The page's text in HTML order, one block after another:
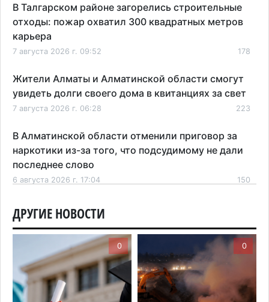
В Талгарском районе загорелись строительные
отходы: пожар охватил 300 квадратных метров
карьера
7 августа 2026 г. 09:52 178
Жители Алматы и Алматинской области смогут
увидеть долги своего дома в квитанциях за свет
7 августа 2026 г. 06:28 223
В Алматинской области отменили приговор за
наркотики из-за того, что подсудимому не дали
последнее слово
6 августа 2026 г. 17:04 150
Проезд по БАКАД резко подорожал: в
Алматинской области начали действовать новые
тарифы
6 августа 2026 г. 14:36 203
Сильнейшие дзюдоисты мира приехали на
сборы в Алматинскую область
ДРУГИЕ НОВОСТИ
0 0